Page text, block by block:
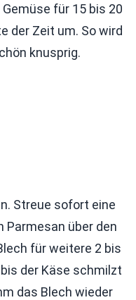
für 15 bis 20
der Zeit um. So wird
knusprig.
Streue sofort eine
Parmesan über den
für weitere 2 bis
der Käse schmilzt
das Blech wieder